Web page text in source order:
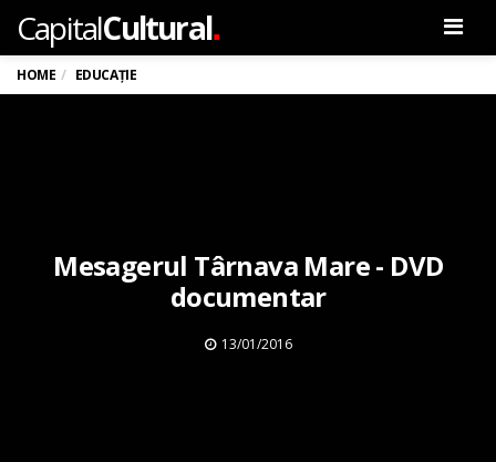
CapitalCultural.
HOME EDUCAȚIE
Mesagerul Târnava Mare - DVD
documentar
13/01/2016